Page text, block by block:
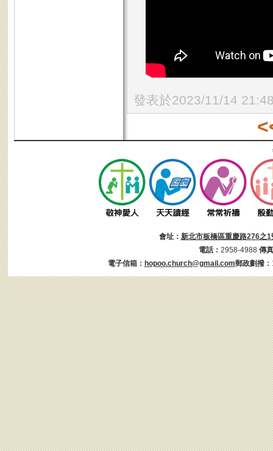
發表於2023/11/14
會址： 新北市板橋區重慶路276之1
電話： 2958-4988 傳
電子信箱： hopoo.church@gmail.com郵政劃撥：